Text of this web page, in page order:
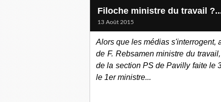
Filoche ministre du travail
13 Août 2015
Alors que les médias s'interrogent,
de F. Rebsamen ministre du
de la section PS de Pavilly faite le
le 1er ministre...